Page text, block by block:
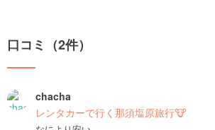
口コミ（2件）
chacha
レンタカーで行く那須塩原旅行🐮